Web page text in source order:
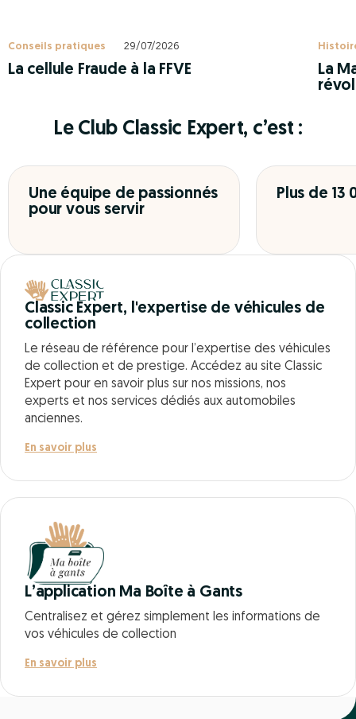
Conseils pratiques 29/07/2026
La cellule Fraude à la FFVE
La
Le Club Classic Expert, c’est :
Une équipe de passionnés
pour vous servir
Plus de 13
Classic Expert, l'expertise de véhicules de
collection
Le réseau de référence pour l’expertise des véhicules
de collection et de prestige. Accédez au site Classic
Expert pour en savoir plus sur nos missions, nos
experts et nos services dédiés aux automobiles
anciennes.
En savoir plus
L’application Ma Boîte à Gants
Centralisez et gérez simplement les informations de
vos véhicules de collection
En savoir plus